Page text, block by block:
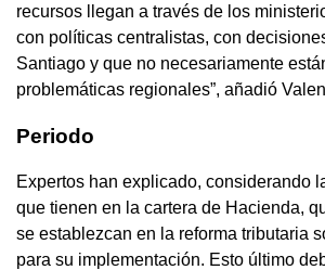
recursos llegan a través de los
con políticas centralistas, con
Santiago y que no necesariamente
problemáticas regionales”, añadió
Periodo
Expertos han explicado, considerando
que tienen en la cartera de Hacienda,
se establezcan en la reforma tributaria
para su implementación. Esto último